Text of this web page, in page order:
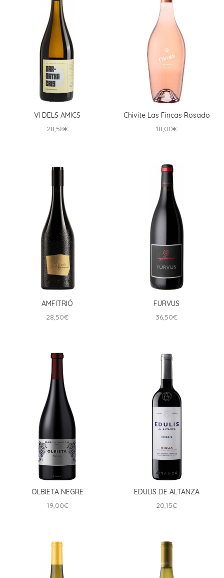
VI DELS AMICS
28,58€
Chivite Las Fincas Rosado
18,00€
AMFITRIÓ
28,50€
FURVUS
36,50€
OLBIETA NEGRE
19,00€
EDULIS DE ALTANZA
20,15€